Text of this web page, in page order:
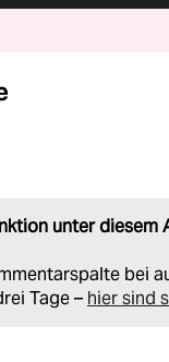
unter diesem
bei
Tage – hier sind